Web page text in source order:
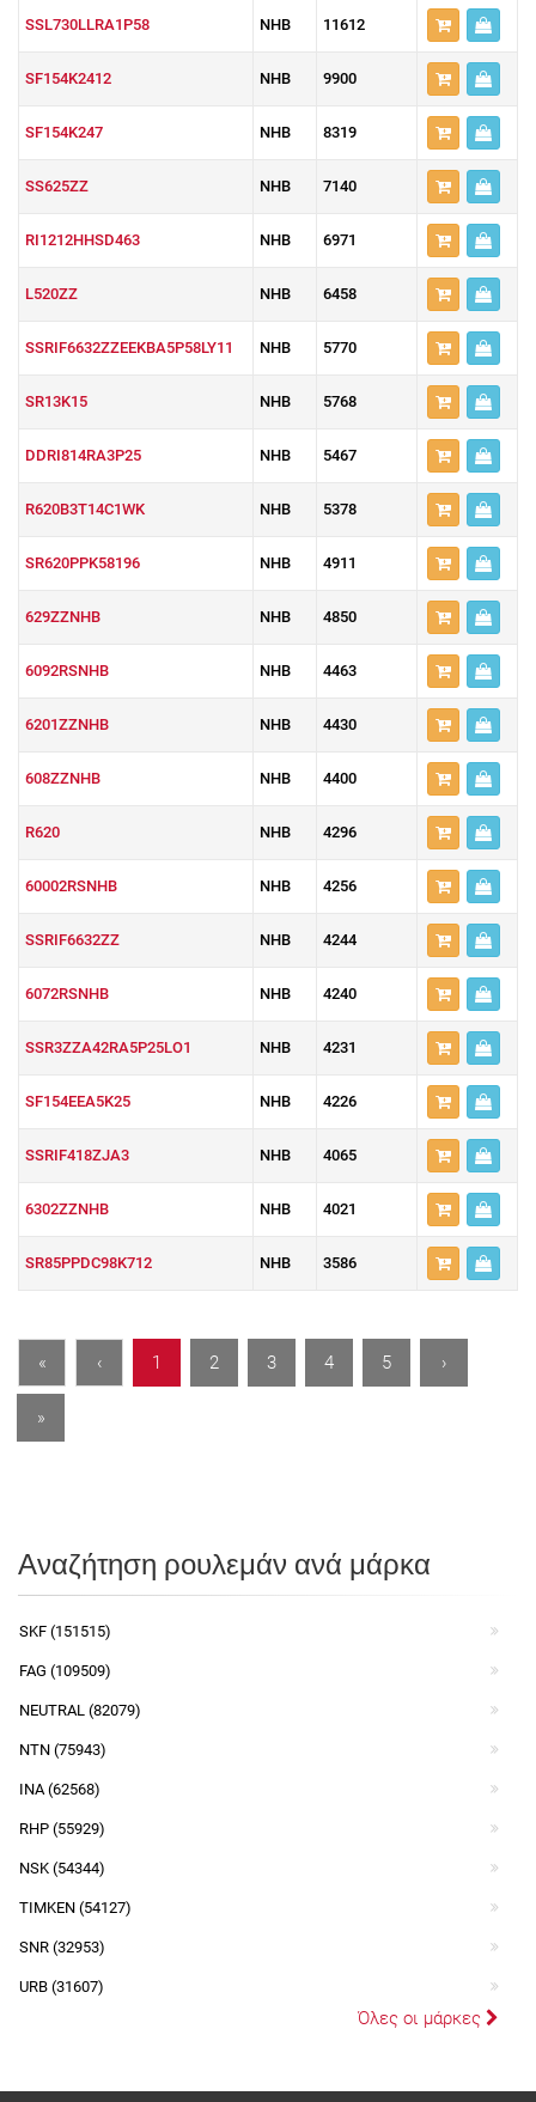
SSL730LLRA1P58 NHB 11612
SF154K2412 NHB 9900
SF154K247 NHB 8319
SS625ZZ NHB 7140
RI1212HHSD463 NHB 6971
L520ZZ NHB 6458
SSRIF6632ZZEEKBA5P58LY11 NHB 5770
SR13K15 NHB 5768
DDRI814RA3P25 NHB 5467
R620B3T14C1WK NHB 5378
SR620PPK58196 NHB 4911
629ZZNHB NHB 4850
6092RSNHB NHB 4463
6201ZZNHB NHB 4430
608ZZNHB NHB 4400
R620 NHB 4296
60002RSNHB NHB 4256
SSRIF6632ZZ NHB 4244
6072RSNHB NHB 4240
SSR3ZZA42RA5P25LO1 NHB 4231
SF154EEA5K25 NHB 4226
SSRIF418ZJA3 NHB 4065
6302ZZNHB NHB 4021
SR85PPDC98K712 NHB 3586
« ‹ 1 2 3 4 5 ›
»
Αναζήτηση ρουλεμάν ανά μάρκα
SKF (151515)
FAG (109509)
NEUTRAL (82079)
NTN (75943)
INA (62568)
RHP (55929)
NSK (54344)
TIMKEN (54127)
SNR (32953)
URB (31607)
Όλες οι μάρκες